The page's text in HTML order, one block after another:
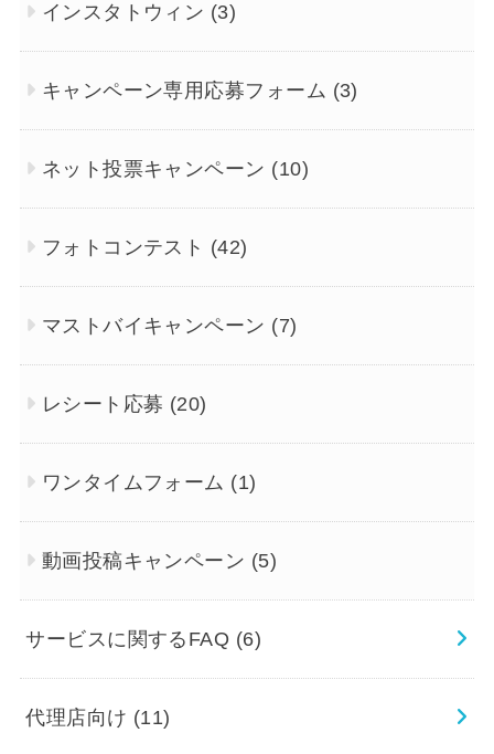
インスタトウィン (3)
キャンペーン専用応募フォーム (3)
ネット投票キャンペーン (10)
フォトコンテスト (42)
マストバイキャンペーン (7)
レシート応募 (20)
ワンタイムフォーム (1)
動画投稿キャンペーン (5)
サービスに関するFAQ (6)
代理店向け (11)